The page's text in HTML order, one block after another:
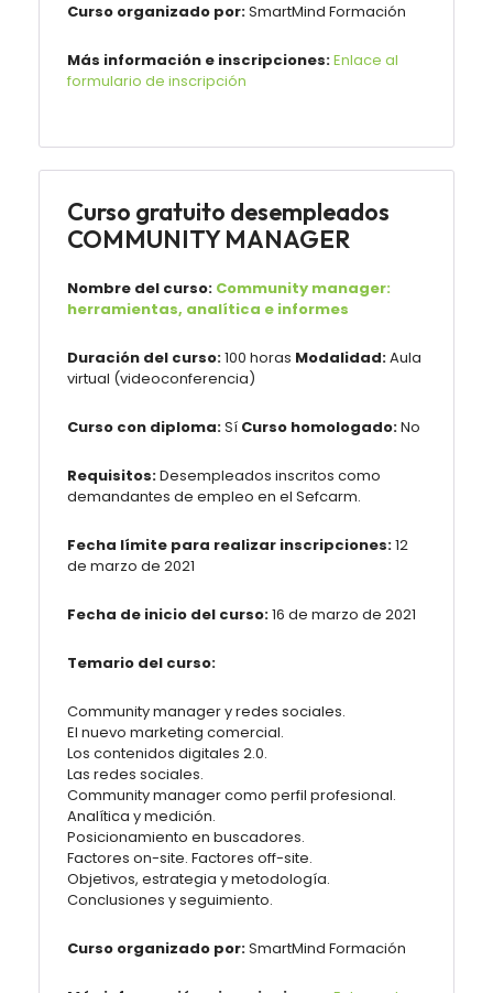
Curso organizado por:SmartMind Formación
Más información e inscripciones:Enlace al
formulario de inscripción
Curso gratuito desempleados
COMMUNITY MANAGER
Nombre del curso: Community manager:
herramientas, analítica e informes
Duración del curso:100 horas Modalidad:Aula
virtual (videoconferencia)
Curso con diploma:Sí Curso homologado:No
Requisitos:Desempleados inscritos como
demandantes de empleo en el Sefcarm.
Fecha límite para realizar inscripciones:12
de marzo de 2021
Fecha de inicio del curso:16 de marzo de 2021
Temario del curso:
Community manager y redes sociales.
El nuevo marketing comercial.
Los contenidos digitales 2.0.
Las redes sociales.
Community manager como perfil profesional.
Analítica y medición.
Posicionamiento en buscadores.
Factores on-site. Factores off-site.
Objetivos, estrategia y metodología.
Conclusiones y seguimiento.
Curso organizado por:SmartMind Formación